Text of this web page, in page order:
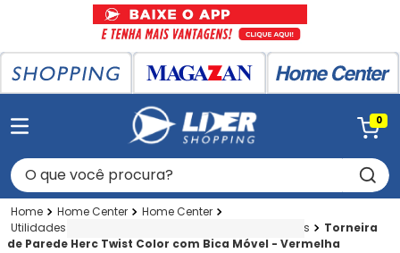
0
O que você procura?
Home Center
Home Center
Utilidades P-cozinha-banheiro
Torneiras
Torneira
de Parede Herc Twist Color com Bica Móvel - Vermelha